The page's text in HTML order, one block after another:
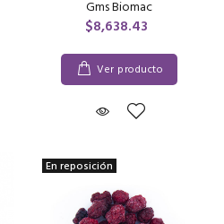
Gms Biomac
$8,638.43
Ver producto
En reposición